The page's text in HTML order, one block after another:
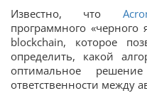
Известно, что
программного «черного
blockchain, которое
определить, какой
оптимальное
ответственности между